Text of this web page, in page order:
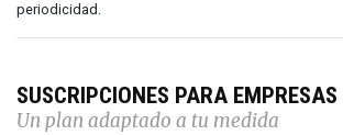
periodicidad.
SUSCRIPCIONES PARA EMPRESAS
Un plan adaptado a tu medida